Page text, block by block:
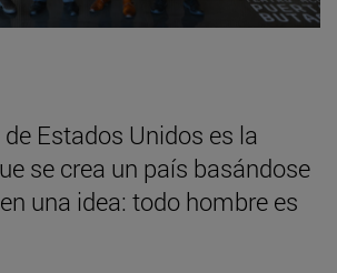
Estados Unidos es la
se crea un país basándose
una idea: todo hombre es